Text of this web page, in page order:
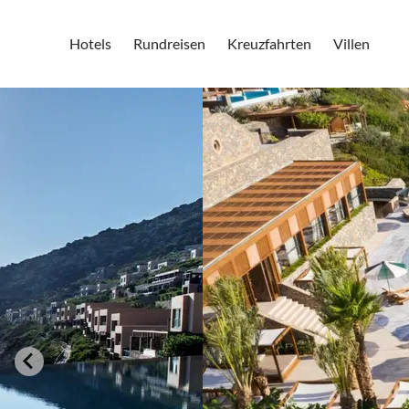
Hotels Rundreisen Kreuzfahrten Villen